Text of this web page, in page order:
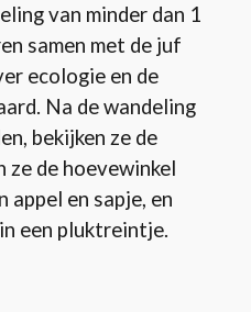
van minder dan 1
samen met de juf
ecologie en de
Na de wandeling
bekijken ze de
ze de hoevewinkel
appel en sapje, en
een pluktreintje.